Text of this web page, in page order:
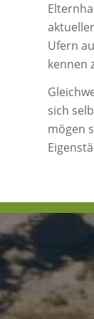
Ufern
kennen
sich
mögen